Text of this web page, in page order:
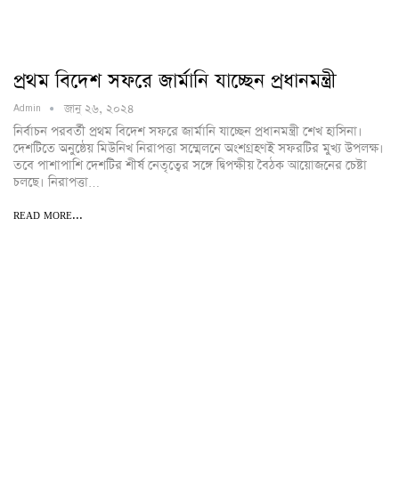
প্রথম বিদেশ সফরে জার্মানি যাচ্ছেন প্রধানমন্ত্রী
Admin জানু ২৬, ২০২৪
নির্বাচন পরবর্তী প্রথম বিদেশ সফরে জার্মানি যাচ্ছেন প্রধানমন্ত্রী শেখ হাসিনা।
দেশটিতে অনুষ্ঠেয় মিউনিখ নিরাপত্তা সম্মেলনে অংশগ্রহণই সফরটির মুখ্য উপলক্ষ।
তবে পাশাপাশি দেশটির শীর্ষ নেতৃত্বের সঙ্গে দ্বিপক্ষীয় বৈঠক আয়োজনের চেষ্টা
চলছে। নিরাপত্তা…
READ MORE...